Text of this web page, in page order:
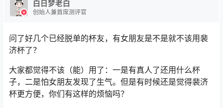
白日梦老白
创始人兼首席测评官
问了好几个已经脱单的杯友，有女朋友是不是就不该用裴
济杯了？
大家都觉得不该（能）用了：一是有真人了还用什么杯
子，二是怕女朋友发现了生气。但是有时候还是觉得裴济
杯更方便，你们有这样的烦恼吗？